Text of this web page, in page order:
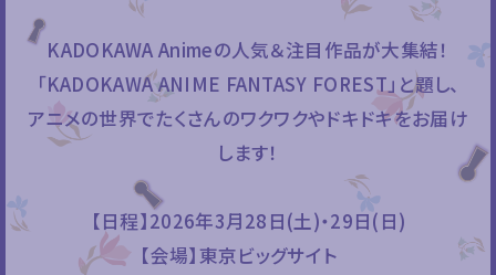
KADOKAWA Animeの人気＆注目作品が大集結！
「KADOKAWA ANIME FANTASY FOREST」と題し、
アニメの世界でたくさんのワクワクやドキドキをお届け
します！
【日程】2026年3月28日(土)・29日(日)
【会場】東京ビッグサイト